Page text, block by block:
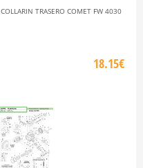
COLLARIN TRASERO COMET FW 4030
18.15€